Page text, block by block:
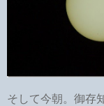
そして今朝。御存